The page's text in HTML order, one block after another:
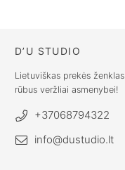
D’U STUDIO
Lietuviškas prekės
rūbus veržliai asmenybei!
+37068794322
info@dustudio.lt